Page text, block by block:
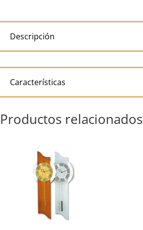
Descripción
Características
Productos relacionados